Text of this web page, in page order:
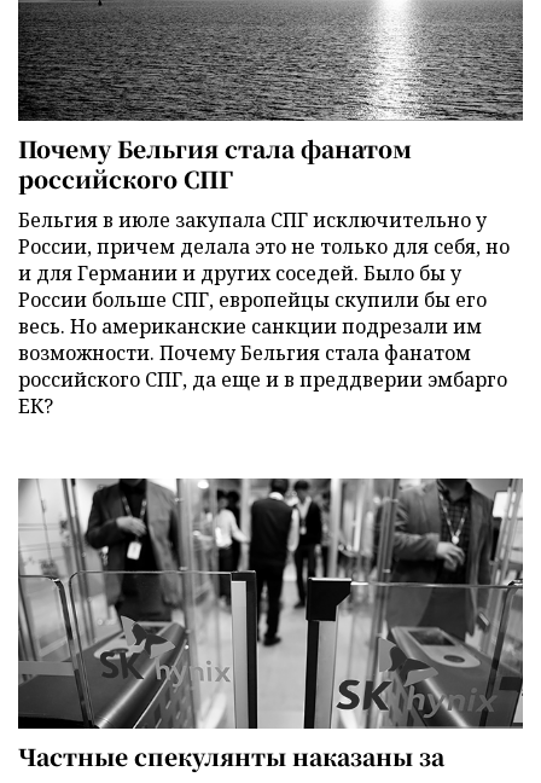
Почему Бельгия стала фанатом
российского СПГ
Бельгия в июле закупала СПГ исключительно у
России, причем делала это не только для себя, но
и для Германии и других соседей. Было бы у
России больше СПГ, европейцы скупили бы его
весь. Но американские санкции подрезали им
возможности. Почему Бельгия стала фанатом
российского СПГ, да еще и в преддверии эмбарго
ЕК?
Частные спекулянты наказаны за